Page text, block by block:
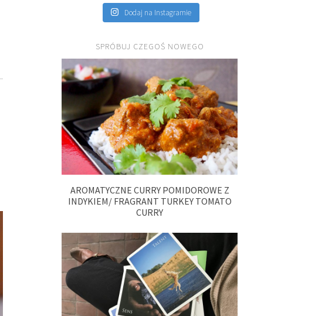
Dodaj na Instagramie
SPRÓBUJ CZEGOŚ NOWEGO
AROMATYCZNE CURRY POMIDOROWE Z
INDYKIEM/ FRAGRANT TURKEY TOMATO
CURRY